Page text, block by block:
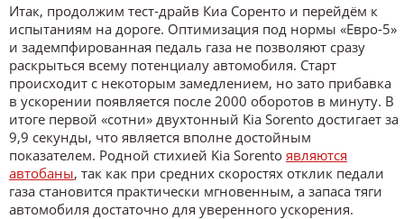
Итак, продолжим тест-драйв Киа Соренто и перейдём к
испытаниям на дороге. Оптимизация под нормы «Евро-5»
и задемпфированная педаль газа не позволяют сразу
раскрыться всему потенциалу автомобиля. Старт
происходит с некоторым замедлением, но зато прибавка
в ускорении появляется после 2000 оборотов в минуту. В
итоге первой «сотни» двухтонный Kia Sorento достигает за
9,9 секунды, что является вполне достойным
показателем. Родной стихией Kia Sorento являются
автобаны, так как при средних скоростях отклик педали
газа становится практически мгновенным, а запаса тяги
автомобиля достаточно для уверенного ускорения.